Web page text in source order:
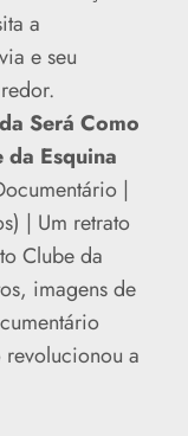
a
e seu
Será Como
Esquina
|
| Um retrato
Clube da
imagens de
a